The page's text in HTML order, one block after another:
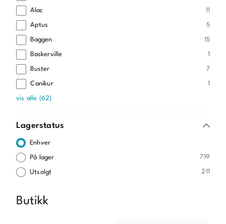
Alac 11
Aptus 5
Baggen 15
Baskerville 1
Buster 7
Canikur 1
vis alle (62)
Lagerstatus
Enhver
På lager 719
Utsolgt 211
Butikk